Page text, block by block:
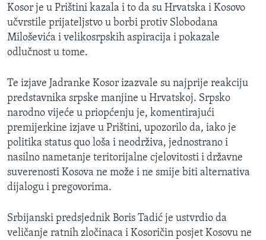
Kosor je u Prištini kazala i to da su Hrvatska i Kosovo
učvrstile prijateljstvo u borbi protiv Slobodana
Miloševića i velikosrpskih aspiracija i pokazale
odlučnost u tome.
Te izjave Jadranke Kosor izazvale su najprije reakciju
predstavnika srpske manjine u Hrvatskoj. Srpsko
narodno vijeće u priopćenju je, komentirajući
premijerkine izjave u Prištini, upozorilo da, iako je
politika status quo loša i neodrživa, jednostrano i
nasilno nametanje teritorijalne cjelovitosti i državne
suverenosti Kosova ne može i ne smije biti alternativa
dijalogu i pregovorima.
Srbijanski predsjednik Boris Tadić je ustvrdio da
veličanje ratnih zločinaca i Kosoričin posjet Kosovu ne